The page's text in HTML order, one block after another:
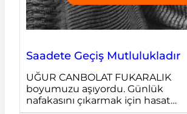
Saadete Geçiş Mutlulukladır
UĞUR CANBOLAT FUKARALIK
boyumuzu aşıyordu. Günlük
nafakasını çıkarmak için hasat…